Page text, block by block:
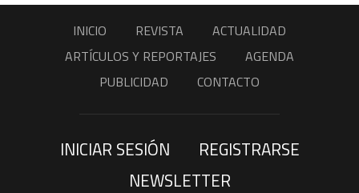
INICIO REVISTA
ACTUALIDAD
ARTÍCULOS Y REPORTAJES
AGENDA
PUBLICIDAD
CONTACTO
INICIAR SESIÓN
REGISTRARSE
NEWSLETTER